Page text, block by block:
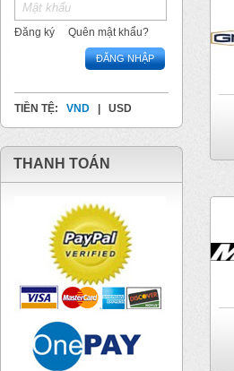
Đăng ký Quên mật khẩu?
ĐĂNG NHẬP
TIỀN TỆ: VND USD
THANH TOÁN